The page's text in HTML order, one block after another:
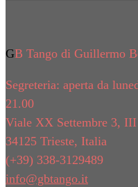
GB Tango di Guillermo
Segreteria: aperta da
21.00
Viale XX Settembre 3,
34125 Trieste, Italia
(+39) 338-3129489
info@gbtango.it